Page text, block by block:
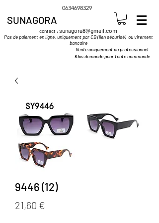
0634698329
SUNAGORA
contact :sunagora8@gmail.com
Pas de paiement en ligne, uniquement par CB (lien sécurisé) ou virement
bancaire
Vente uniquement au professionnel
Kbis demandé pour toute commande
9446 (12)
21,60 €